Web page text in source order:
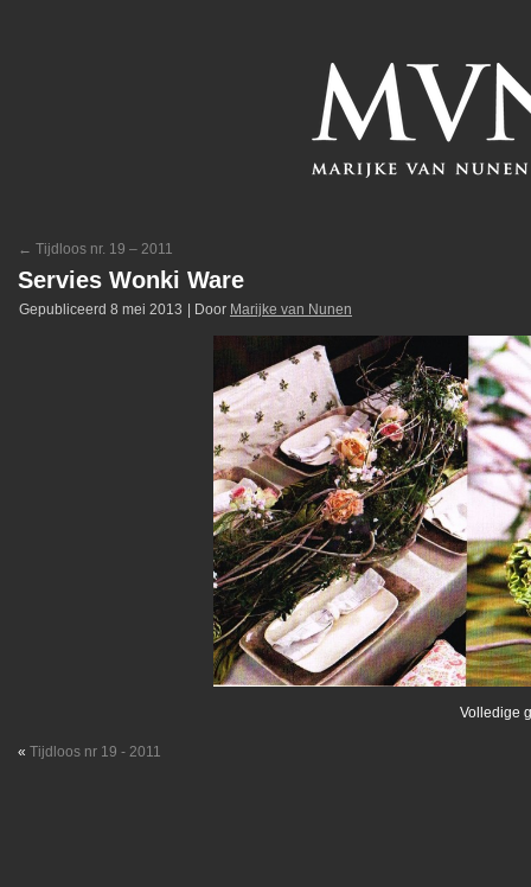
← Tijdloos nr. 19 – 2011
Servies Wonki Ware
Gepubliceerd 8 mei 2013 Door Marijke van Nunen
Volledige
« Tijdloos nr 19 - 2011